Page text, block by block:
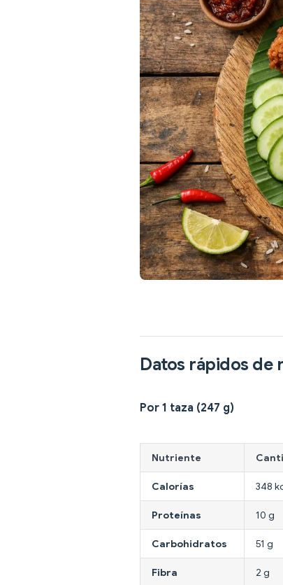
Datos rápidos de
Por 1 taza (247 g)
Nutriente
Calorías 348
Proteínas 10 g
Carbohidratos 51 g
Fibra 2 g